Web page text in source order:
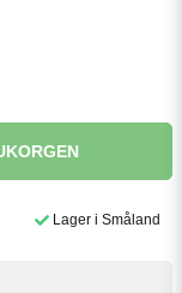
Lager i Småland